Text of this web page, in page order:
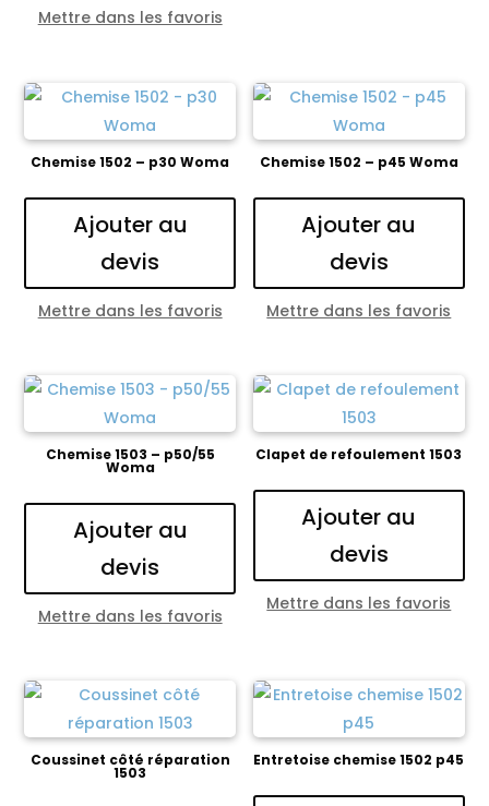
Mettre dans les favoris
Chemise 1502 – p30 Woma
Ajouter au
devis
Mettre dans les favoris
Chemise 1502 – p45 Woma
Ajouter au
devis
Mettre dans les favoris
Chemise 1503 – p50/55
Woma
Ajouter au
devis
Mettre dans les favoris
Clapet de refoulement 1503
Ajouter au
devis
Mettre dans les favoris
Coussinet côté réparation
1503
Entretoise chemise 1502 p45